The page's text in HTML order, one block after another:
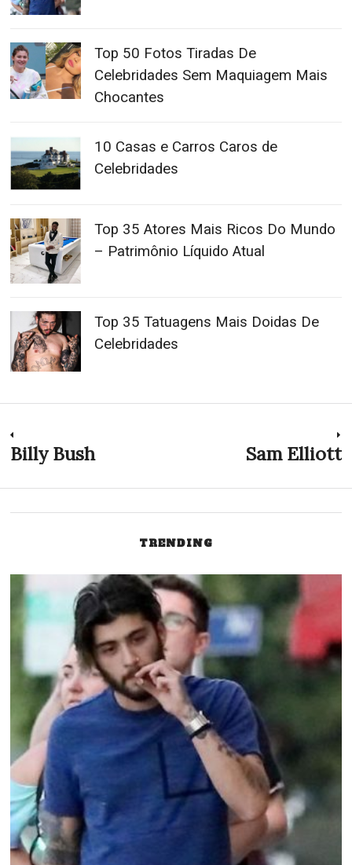
Top 50 Fotos Tiradas De
Celebridades Sem Maquiagem Mais
Chocantes
10 Casas e Carros Caros de
Celebridades
Top 35 Atores Mais Ricos Do Mundo
– Patrimônio Líquido Atual
Top 35 Tatuagens Mais Doidas De
Celebridades
Navegação
de
Previous
Billy Bush Sam Elliott
TRENDING